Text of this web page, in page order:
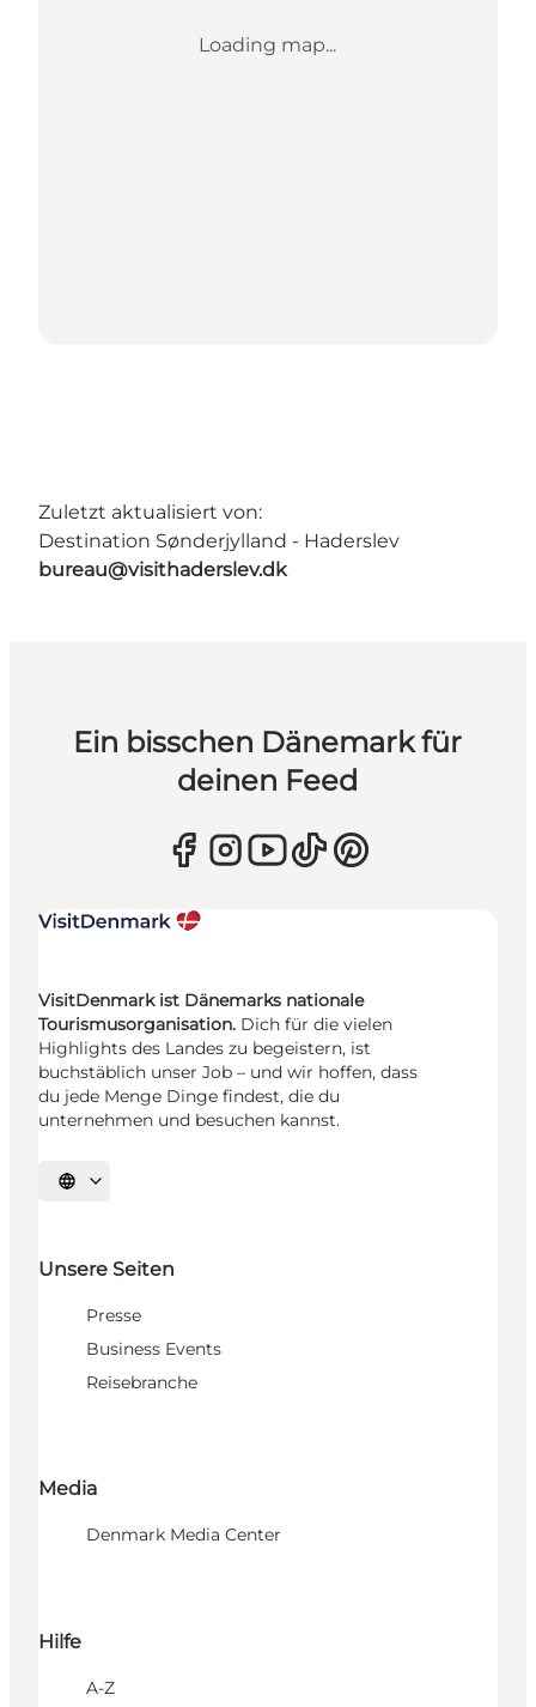
Loading map...
Zuletzt aktualisiert von:
Destination Sønderjylland - Haderslev
bureau@visithaderslev.dk
Ein bisschen Dänemark für
deinen Feed
VisitDenmark ist Dänemarks nationale
Tourismusorganisation. Dich für die vielen
Highlights des Landes zu begeistern, ist
buchstäblich unser Job – und wir hoffen, dass
du jede Menge Dinge findest, die du
unternehmen und besuchen kannst.
Sprache auswählen
Unsere Seiten
Presse
Business Events
Reisebranche
Media
Denmark Media Center
Hilfe
A-Z